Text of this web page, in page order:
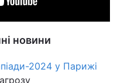
новини
2024 у Парижі